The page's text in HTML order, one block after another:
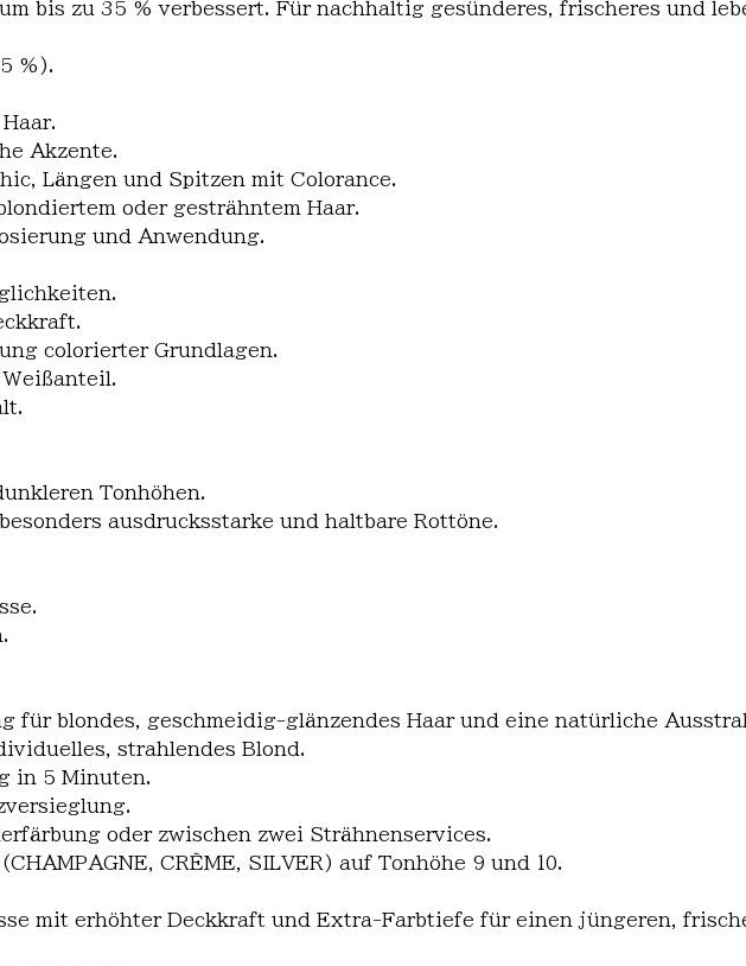
bis zu 35 % verbessert. Für nachhaltig gesünderes, frischeres und
%).
Akzente.
Längen und Spitzen mit Colorance.
oder gesträhntem Haar.
und Anwendung.
colorierter Grundlagen.
Tonhöhen.
ausdrucksstarke und haltbare Rottöne.
für blondes, geschmeidig-glänzendes Haar und eine natürliche
strahlendes Blond.
in 5 Minuten.
oder zwischen zwei Strähnenservices.
CRÈME, SILVER) auf Tonhöhe 9 und 10.
mit erhöhter Deckkraft und Extra-Farbtiefe für einen jüngeren,